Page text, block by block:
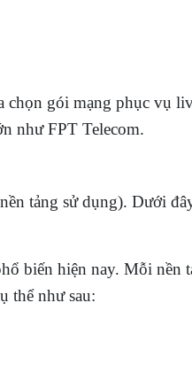
gói mạng phục vụ
như FPT Telecom.
tảng sử dụng). Dưới
biến hiện nay. Mỗi nền
thể như sau: